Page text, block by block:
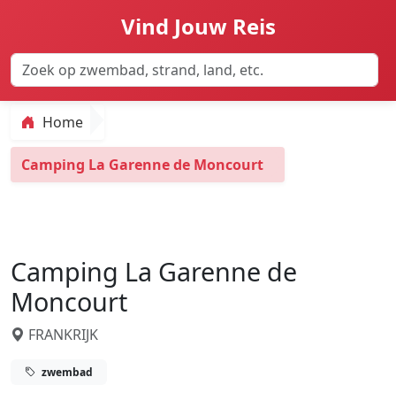
Vind Jouw Reis
Home
Camping La Garenne de Moncourt
Camping La Garenne de
Moncourt
FRANKRIJK
zwembad